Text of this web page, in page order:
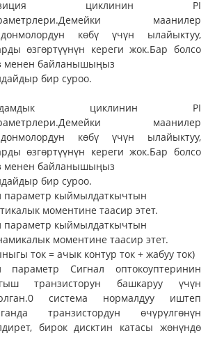
циклинин PI
маанилер
көбү үчүн ылайыктуу,
өзгөртүүнүн кереги жок.Бар болсо
менен байланышыңыз
бир суроо.
циклинин PI
маанилер
көбү үчүн ылайыктуу,
өзгөртүүнүн кереги жок.Бар болсо
менен байланышыңыз
бир суроо.
параметр кыймылдаткычтын
моментине таасир этет.
параметр кыймылдаткычтын
моментине таасир этет.
ток = ачык контур ток + жабуу ток)
параметр Сигнал оптокоуптеринин
транзисторун башкаруу үчүн
система нормалдуу иштеп
транзистордун өчүрүлгөнүн
бирок дисктин катасы жөнүндө